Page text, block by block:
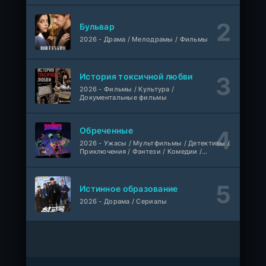
Фильм
Любовь на розлив
WEB-Rip
Ольмо
Фильм
WEB-Rip
@MUZOBOZ@
1 сезон
Авто-Перевод
Бульвар
2026 - Драма / Мелодрамы / Фильмы
История токсичной любви
2026 - Фильмы / Культура /
Документальные фильмы
Обреченные
2026 - Ужасы / Мультфильмы / Детективы /
Приключения / Фэнтези / Комедии /
Истинное образование
2026 - Дорама / Сериалы